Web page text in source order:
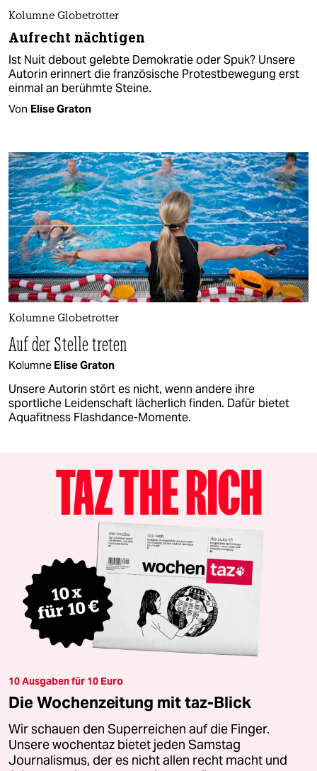
Kolumne Globetrotter
Aufrecht nächtigen
Ist Nuit debout gelebte Demokratie oder Spuk? Unsere
Autorin erinnert die französische Protestbewegung erst
einmal an berühmte Steine.
Von Elise Graton
Kolumne Globetrotter
Auf der Stelle treten
Kolumne Elise Graton
Unsere Autorin stört es nicht, wenn andere ihre
sportliche Leidenschaft lächerlich finden. Dafür bietet
Aquafitness Flashdance-Momente.
10 Ausgaben für 10 Euro
Die Wochenzeitung mit taz-Blick
Wir schauen den Superreichen auf die Finger.
Unsere wochentaz bietet jeden Samstag
Journalismus, der es nicht allen recht macht und